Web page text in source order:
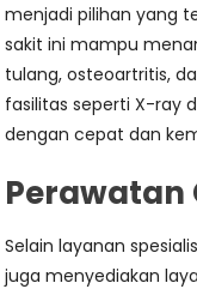
menjadi pilihan yang
sakit ini mampu
tulang, osteoartritis,
fasilitas seperti X-ray
dengan cepat dan
Perawatan
Selain layanan
juga menyediakan